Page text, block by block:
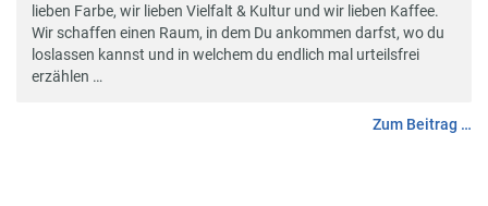
lieben Farbe, wir lieben Vielfalt & Kultur und wir lieben Kaffee.
Wir schaffen einen Raum, in dem Du ankommen darfst, wo du
loslassen kannst und in welchem du endlich mal urteilsfrei
erzählen …
Zum Beitrag …